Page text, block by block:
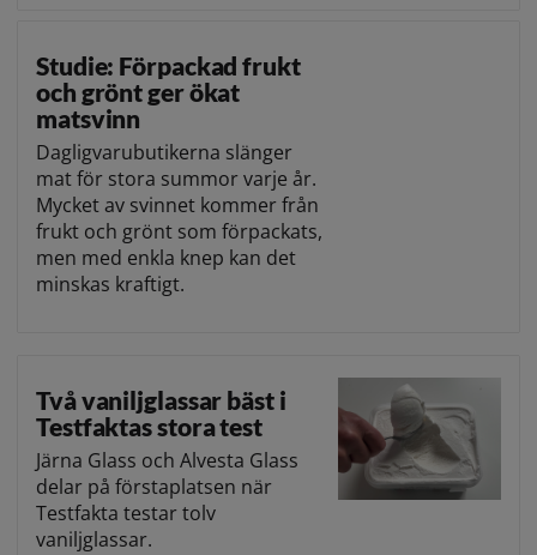
Studie: Förpackad frukt
och grönt ger ökat
matsvinn
Dagligvarubutikerna slänger
mat för stora summor varje år.
Mycket av svinnet kommer från
frukt och grönt som förpackats,
men med enkla knep kan det
minskas kraftigt.
Två vaniljglassar bäst i
Testfaktas stora test
Järna Glass och Alvesta Glass
delar på förstaplatsen när
Testfakta testar tolv
vaniljglassar.